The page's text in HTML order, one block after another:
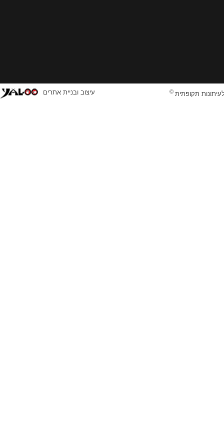
תקופתית © עיצוב ובניית אתרים